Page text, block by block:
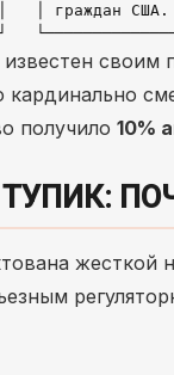
│   │ граждан
своим
получило 10%